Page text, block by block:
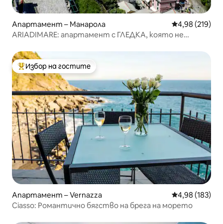
Апартамент – Манарола Средна
4,98 (219)
ARIADIMARE: апартамент с ГЛЕДКА, която не
Най-популярен избор на гостите
Избор на гостите
Апартамент – Vernazza Средна
4,98 (183)
Ciasso: Романтично бягство на брега на морето